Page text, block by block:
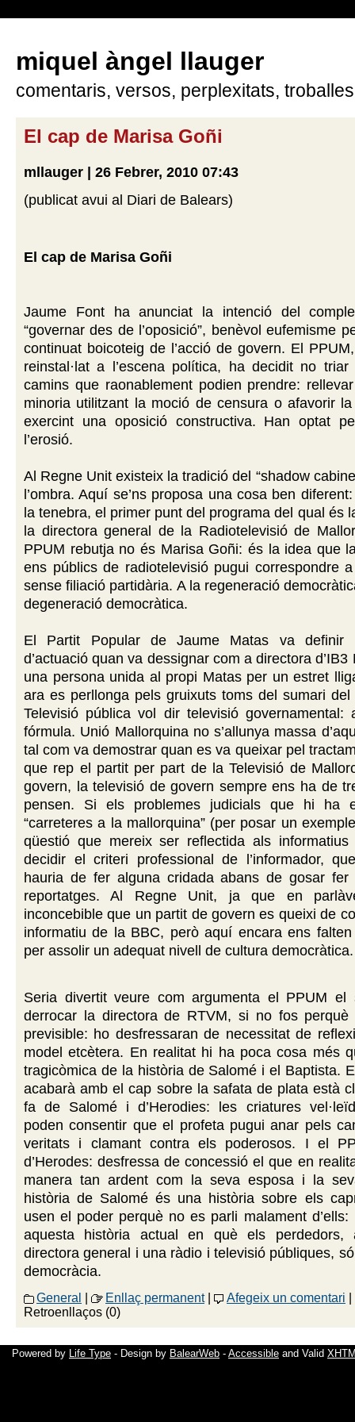
miquel àngel llauger
comentaris, versos, perplexitats, troballes
El cap de Marisa Goñi
mllauger | 26 Febrer, 2010 07:43
(publicat avui al Diari de Balears)
El cap de Marisa Goñi
Jaume Font ha anunciat la intenció del
“governar des de l’oposició”, benèvol eufemisme
continuat boicoteig de l’acció de govern. El
reinstal·lat a l’escena política, ha decidit no
camins que raonablement podien prendre:
minoria utilitzant la moció de censura o afavorir
exercint una oposició constructiva. Han optat
l’erosió.
Al Regne Unit existeix la tradició del “shadow
l’ombra. Aquí se’ns proposa una cosa ben
la tenebra, el primer punt del programa del qual és
la directora general de la Radiotelevisió de
PPUM rebutja no és Marisa Goñi: és la idea que
ens públics de radiotelevisió pugui correspondre
sense filiació partidària. A la regeneració
degeneració democràtica.
El Partit Popular de Jaume Matas va definir
d’actuació quan va dessignar com a directora
una persona unida al propi Matas per un estret
ara es perllonga pels gruixuts toms del sumari del
Televisió pública vol dir televisió governamental:
fórmula. Unió Mallorquina no s’allunya massa
tal com va demostrar quan es va queixar pel
que rep el partit per part de la Televisió de
govern, la televisió de govern sempre ens ha de
pensen. Si els problemes judicials que hi ha
“carreteres a la mallorquina” (per posar un
qüestió que mereix ser reflectida als
decidir el criteri professional de l’informador,
hauria de fer alguna cridada abans de gosar fer
reportatges. Al Regne Unit, ja que en
inconcebible que un partit de govern es queixi de
informatiu de la BBC, però aquí encara ens falten
per assolir un adequat nivell de cultura democràtica.
Seria divertit veure com argumenta el PPUM el
derrocar la directora de RTVM, si no fos
previsible: ho desfressaran de necessitat de
model etcètera. En realitat hi ha poca cosa més
tragicòmica de la història de Salomé i el Baptista.
acabarà amb el cap sobre la safata de plata està
fa de Salomé i d’Herodies: les criatures
poden consentir que el profeta pugui anar pels
veritats i clamant contra els poderosos. I el
d’Herodes: desfressa de concessió el que en
manera tan ardent com la seva esposa i la
història de Salomé és una història sobre els
usen el poder perquè no es parli malament
aquesta història actual en què els perdedors,
directora general i una ràdio i televisió públiques,
democràcia.
General Enllaç permanent| Afegeix un comentari
Retroenllaços (0)
Powered by Life Type - Design by BalearWeb - Accessible and Valid